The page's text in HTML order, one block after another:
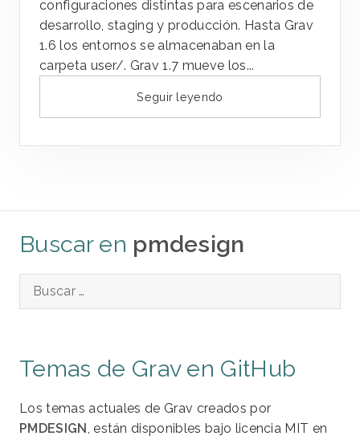
configuraciones distintas para escenarios de
desarrollo, staging y producción. Hasta Grav
1.6 los entornos se almacenaban en la
carpeta user/. Grav 1.7 mueve los...
Seguir leyendo
Buscar en pmdesign
Temas de Grav en GitHub
Los temas actuales de Grav creados por
PMDESIGN , están disponibles bajo licencia MIT en